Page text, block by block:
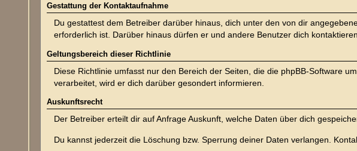
Gestattung der Kontaktaufnahme
Du gestattest dem Betreiber darüber hinaus, dich unter den von dir
erforderlich ist. Darüber hinaus dürfen er und andere Benutzer dich
Geltungsbereich dieser Richtlinie
Diese Richtlinie umfasst nur den Bereich der Seiten, die die phpBB-Software
verarbeitet, wird er dich darüber gesondert informieren.
Auskunftsrecht
Der Betreiber erteilt dir auf Anfrage Auskunft, welche Daten über dich
Du kannst jederzeit die Löschung bzw. Sperrung deiner Daten verlangen.